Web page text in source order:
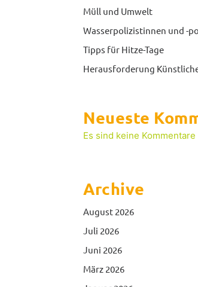
Müll und Umwelt
Wasserpolizistinnen und -
Tipps für Hitze-Tage
Herausforderung
Neueste
Es sind keine
Archive
August 2026
Juli 2026
Juni 2026
März 2026